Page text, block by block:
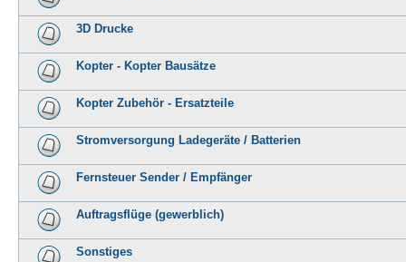
3D Drucke
Kopter - Kopter Bausätze
Kopter Zubehör - Ersatzteile
Stromversorgung Ladegeräte / Batterien
Fernsteuer Sender / Empfänger
Auftragsflüge (gewerblich)
Sonstiges